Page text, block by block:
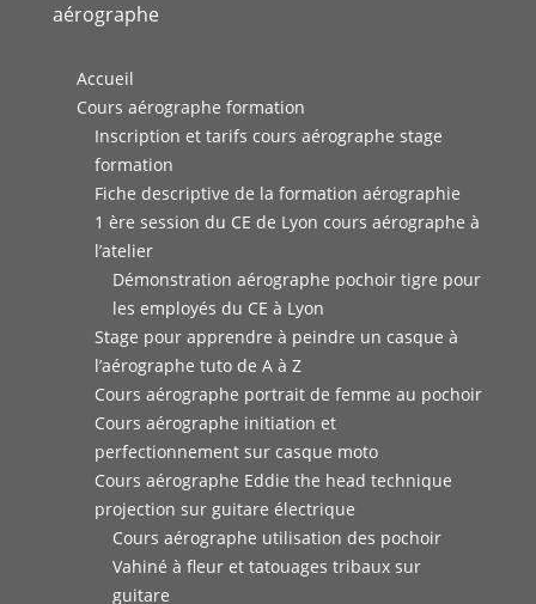
aérographe
Accueil
Cours aérographe formation
Inscription et tarifs cours aérographe stage
formation
Fiche descriptive de la formation aérographie
1 ère session du CE de Lyon cours aérographe à
l’atelier
Démonstration aérographe pochoir tigre pour
les employés du CE à Lyon
Stage pour apprendre à peindre un casque à
l’aérographe tuto de A à Z
Cours aérographe portrait de femme au pochoir
Cours aérographe initiation et
perfectionnement sur casque moto
Cours aérographe Eddie the head technique
projection sur guitare électrique
Cours aérographe utilisation des pochoir
Vahiné à fleur et tatouages tribaux sur
guitare